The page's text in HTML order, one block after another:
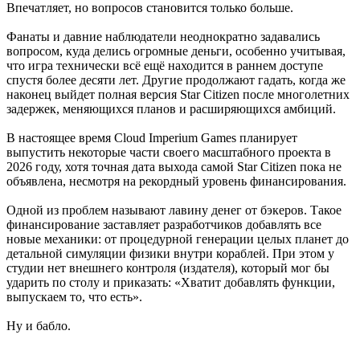
Впечатляет, но вопросов становится только больше.
Фанаты и давние наблюдатели неоднократно задавались
вопросом, куда делись огромные деньги, особенно учитывая,
что игра технически всё ещё находится в раннем доступе
спустя более десяти лет. Другие продолжают гадать, когда же
наконец выйдет полная версия Star Citizen после многолетних
задержек, меняющихся планов и расширяющихся амбиций.
В настоящее время Cloud Imperium Games планирует
выпустить некоторые части своего масштабного проекта в
2026 году, хотя точная дата выхода самой Star Citizen пока не
объявлена, несмотря на рекордный уровень финансирования.
Одной из проблем называют лавину денег от бэкеров. Такое
финансирование заставляет разработчиков добавлять все
новые механики: от процедурной генерации целых планет до
детальной симуляции физики внутри кораблей. При этом у
студии нет внешнего контроля (издателя), который мог бы
ударить по столу и приказать: «Хватит добавлять функции,
выпускаем то, что есть».
Ну и бабло.